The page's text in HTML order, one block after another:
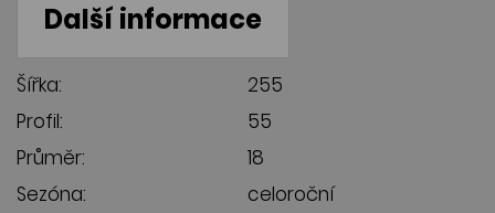
Další informace
Šířka:
255
Profil:
55
Průměr:
18
Sezóna:
celoroční